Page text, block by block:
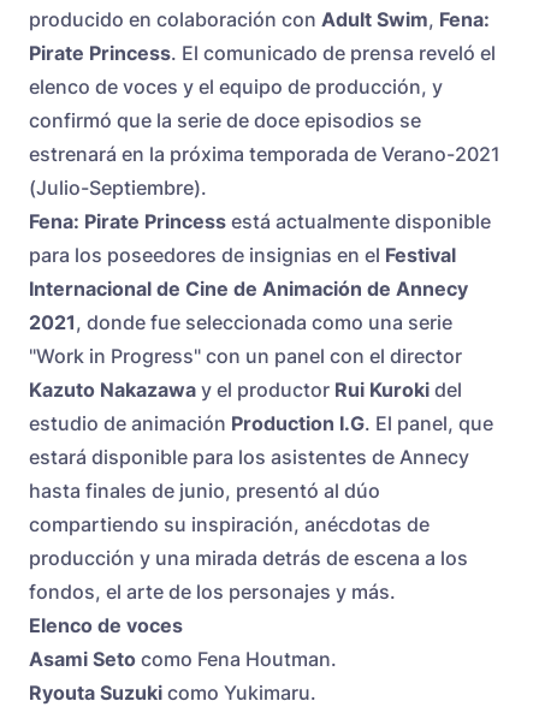
producido en colaboración con Adult Swim, Fena:
Pirate Princess. El comunicado de prensa reveló el
elenco de voces y el equipo de producción, y
confirmó que la serie de doce episodios se
estrenará en la próxima temporada de Verano-2021
(Julio-Septiembre).
Fena: Pirate Princess está actualmente disponible
para los poseedores de insignias en el Festival
Internacional de Cine de Animación de Annecy
2021, donde fue seleccionada como una serie
"Work in Progress" con un panel con el director
Kazuto Nakazawa y el productor Rui Kuroki del
estudio de animación Production I.G. El panel, que
estará disponible para los asistentes de Annecy
hasta finales de junio, presentó al dúo
compartiendo su inspiración, anécdotas de
producción y una mirada detrás de escena a los
fondos, el arte de los personajes y más.
Elenco de voces
Asami Seto como Fena Houtman.
Ryouta Suzuki como Yukimaru.